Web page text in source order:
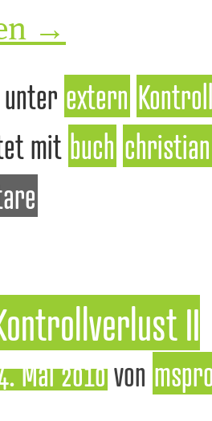
→
extern
mit buch
II
Mai 2010von